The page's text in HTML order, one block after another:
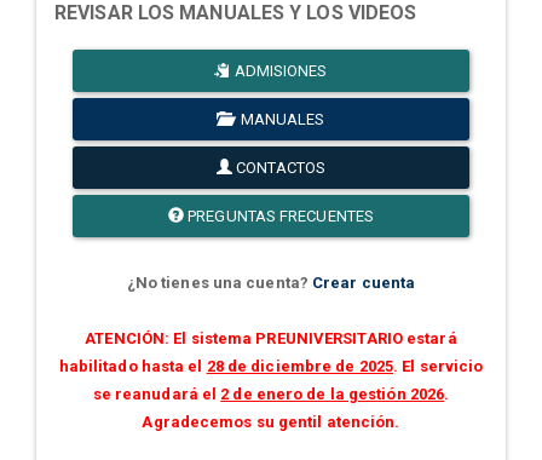
REVISAR LOS MANUALES Y LOS VIDEOS
ADMISIONES
MANUALES
CONTACTOS
PREGUNTAS FRECUENTES
¿No tienes una cuenta? Crear cuenta
ATENCIÓN: El sistema PREUNIVERSITARIO estará
habilitado hasta el 28 de diciembre de 2025. El servicio
se reanudará el 2 de enero de la gestión 2026.
Agradecemos su gentil atención.